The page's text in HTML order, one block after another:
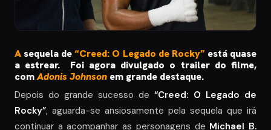
Asequela de“Creed: O Legado de Rocky” está quase
a estrear. Foi agora divulgado o trailer do filme,
comAdonis Johnson em grande destaque.
Depois do grande sucesso de “Creed: O Legado de
Rocky”, aguarda-se ansiosamente pela sequela que irá
continuar a acompanhar as personagens de Michael B.